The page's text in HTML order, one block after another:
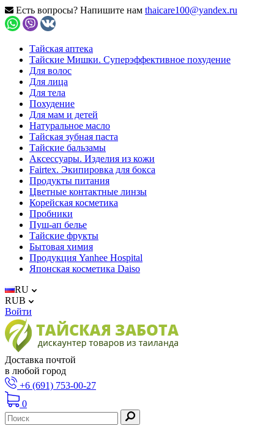
Есть вопросы? Напишите нам thaicare100@yandex.ru
Тайская аптека
Тайские Мишки. Суперэффективное похудение
Для волос
Для лица
Для тела
Похудение
Для мам и детей
Натуральное масло
Тайская зубная паста
Тайские бальзамы
Аксессуары. Изделия из кожи
Fairtex. Экипировка для бокса
Продукты питания
Цветные контактные линзы
Корейская косметика
Пробники
Пуш-ап белье
Тайские фрукты
Бытовая химия
Продукция Yanhee Hospital
Японская косметика Daiso
RU
RUB
Войти
Доставка почтой
в любой город
+6 (691) 753-00-27
0